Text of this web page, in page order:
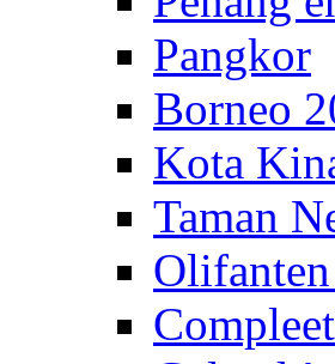
Pangkor
Borneo
Kota
Taman